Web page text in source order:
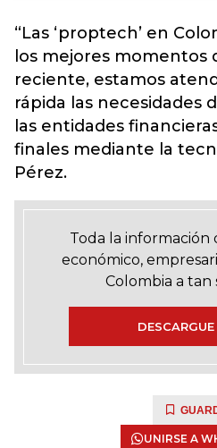
“Las ‘proptech’ en
los mejores momentos
reciente, estamos
rápida las necesidades
las entidades
finales mediante la
Pérez.
Toda la información
económico,
Colombia a tan
UNIRSE A